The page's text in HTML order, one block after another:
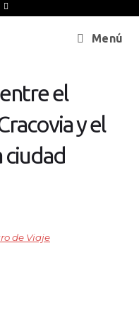
Menú
el
y el
ciudad